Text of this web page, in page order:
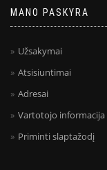
MANO PASKYRA
Užsakymai
Atsisiuntimai
Adresai
Vartotojo informacija
Priminti slaptažodį